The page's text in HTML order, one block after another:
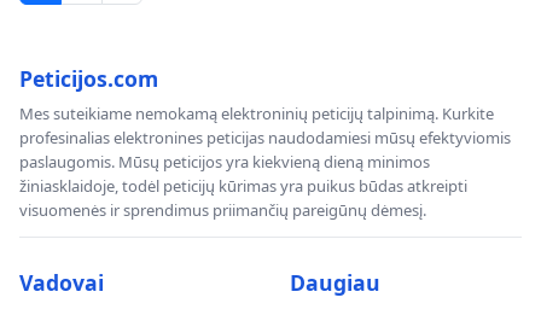
Peticijos.com
Mes suteikiame nemokamą elektroninių peticijų talpinimą. Kurkite
profesinalias elektronines peticijas naudodamiesi mūsų efektyviomis
paslaugomis. Mūsų peticijos yra kiekvieną dieną minimos
žiniasklaidoje, todėl peticijų kūrimas yra puikus būdas atkreipti
visuomenės ir sprendimus priimančių pareigūnų dėmesį.
Vadovai Daugiau